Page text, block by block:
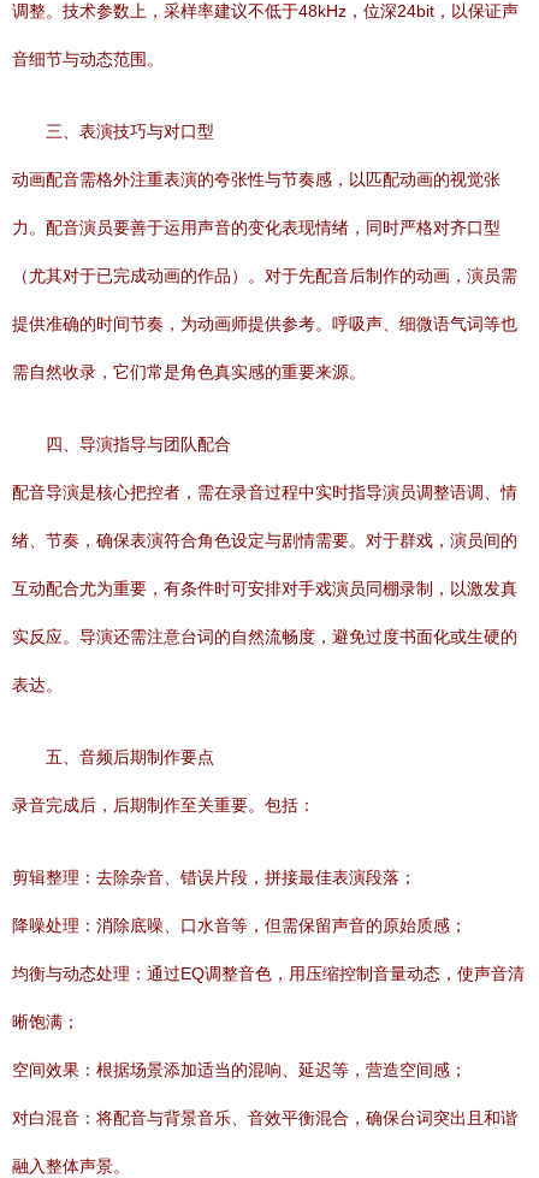
调整。技术参数上，采样率建议不低于48kHz，位深24bit，以保证声
音细节与动态范围。
三、表演技巧与对口型
动画配音需格外注重表演的夸张性与节奏感，以匹配动画的视觉张
力。配音演员要善于运用声音的变化表现情绪，同时严格对齐口型
（尤其对于已完成动画的作品）。对于先配音后制作的动画，演员需
提供准确的时间节奏，为动画师提供参考。呼吸声、细微语气词等也
需自然收录，它们常是角色真实感的重要来源。
四、导演指导与团队配合
配音导演是核心把控者，需在录音过程中实时指导演员调整语调、情
绪、节奏，确保表演符合角色设定与剧情需要。对于群戏，演员间的
互动配合尤为重要，有条件时可安排对手戏演员同棚录制，以激发真
实反应。导演还需注意台词的自然流畅度，避免过度书面化或生硬的
表达。
五、音频后期制作要点
录音完成后，后期制作至关重要。包括：
剪辑整理：去除杂音、错误片段，拼接最佳表演段落；
降噪处理：消除底噪、口水音等，但需保留声音的原始质感；
均衡与动态处理：通过EQ调整音色，用压缩控制音量动态，使声音清
晰饱满；
空间效果：根据场景添加适当的混响、延迟等，营造空间感；
对白混音：将配音与背景音乐、音效平衡混合，确保台词突出且和谐
融入整体声景。